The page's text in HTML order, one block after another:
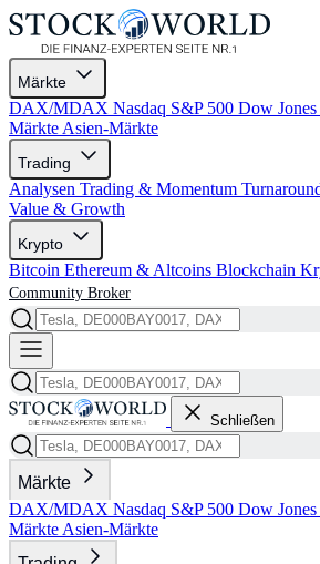
Märkte
DAX/MDAX Nasdaq S&P 500 Dow Jones
Märkte Asien-Märkte
Trading
Analysen Trading & Momentum
Value & Growth
Krypto
Bitcoin Ethereum & Altcoins Blockchain
Community Broker
Schließen
Märkte
DAX/MDAX Nasdaq S&P 500 Dow Jones
Märkte Asien-Märkte